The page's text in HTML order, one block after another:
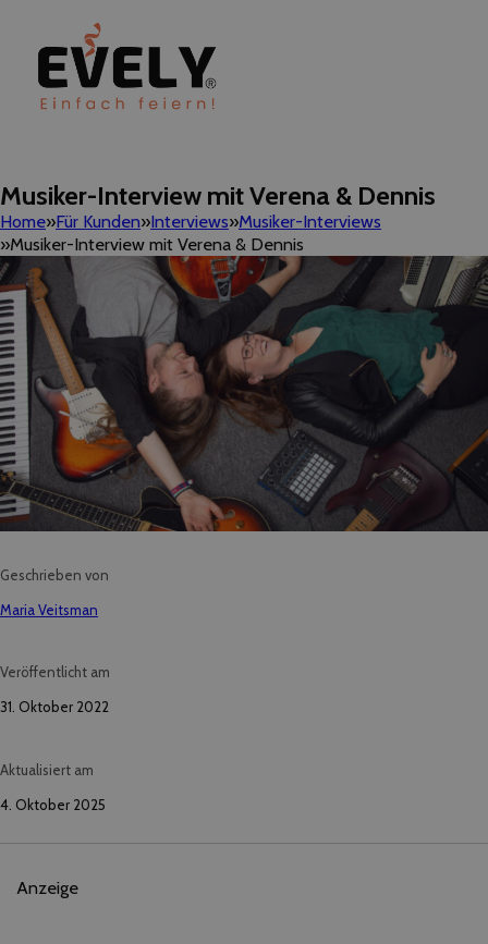
Musiker-Interview mit Verena & Dennis
Home Für Kunden Interviews Musiker-Interviews
Musiker-Interview mit Verena & Dennis
Geschrieben von
Maria Veitsman
Veröffentlicht am
31. Oktober 2022
Aktualisiert am
4. Oktober 2025
Anzeige